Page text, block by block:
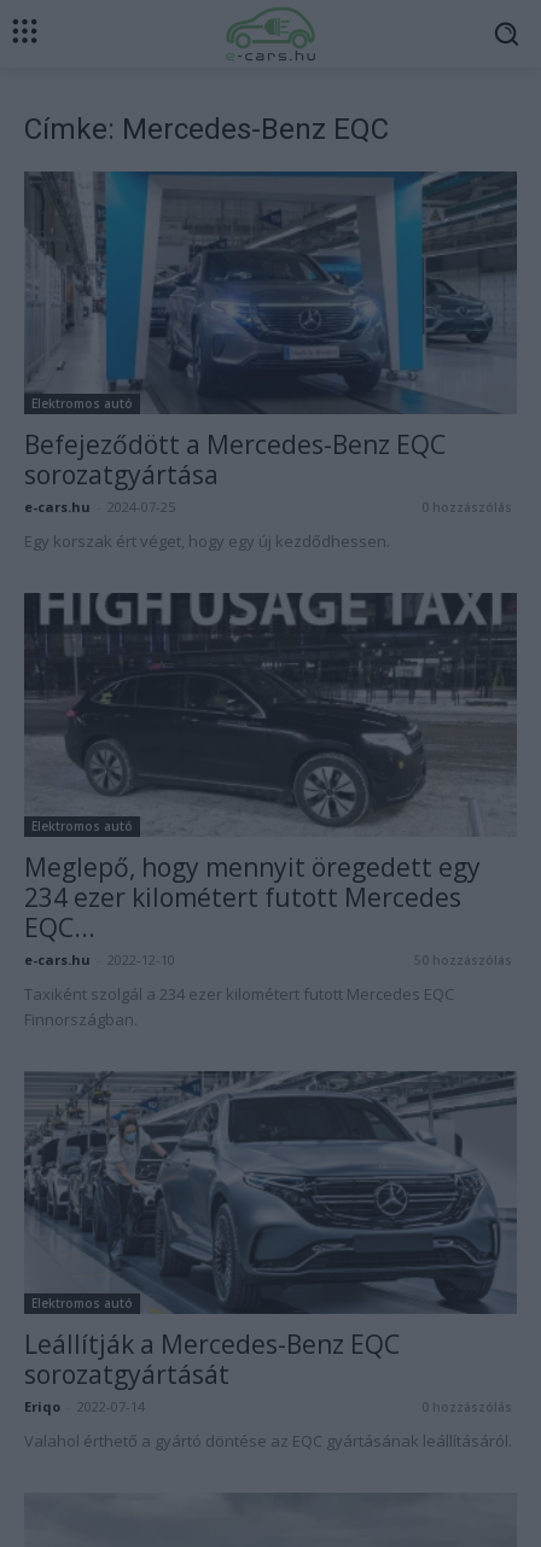
Címke: Mercedes-Benz EQC
Elektromos autó
Befejeződött a Mercedes-Benz EQC
sorozatgyártása
e-cars.hu 2024-07-25 0 hozzászólás
Egy korszak ért véget, hogy egy új kezdődhessen.
Elektromos autó
Meglepő, hogy mennyit öregedett egy
234 ezer kilométert futott Mercedes
EQC...
e-cars.hu 2022-12-10 50 hozzászólás
Taxiként szolgál a 234 ezer kilométert futott Mercedes EQC
Finnországban.
Elektromos autó
Leállítják a Mercedes-Benz EQC
sorozatgyártását
Eriqo 2022-07-14 0 hozzászólás
Valahol érthető a gyártó döntése az EQC gyártásának leállításáról.